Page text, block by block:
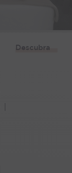
Descubra